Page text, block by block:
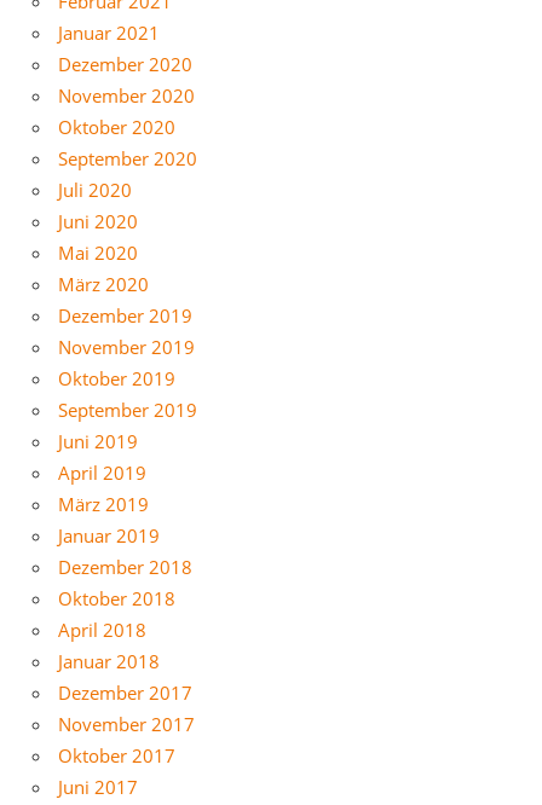
Januar 2021
Dezember 2020
November 2020
Oktober 2020
September 2020
Juli 2020
Juni 2020
Mai 2020
März 2020
Dezember 2019
November 2019
Oktober 2019
September 2019
Juni 2019
April 2019
März 2019
Januar 2019
Dezember 2018
Oktober 2018
April 2018
Januar 2018
Dezember 2017
November 2017
Oktober 2017
Juni 2017